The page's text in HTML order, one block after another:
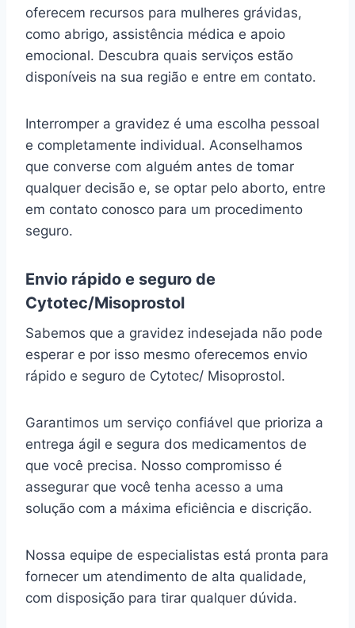
oferecem recursos para mulheres grávidas,
como abrigo, assistência médica e apoio
emocional. Descubra quais serviços estão
disponíveis na sua região e entre em contato.
Interromper a gravidez é uma escolha pessoal
e completamente individual. Aconselhamos
que converse com alguém antes de tomar
qualquer decisão e, se optar pelo aborto, entre
em contato conosco para um procedimento
seguro.
Envio rápido e seguro de
Cytotec/Misoprostol
Sabemos que a gravidez indesejada não pode
esperar e por isso mesmo oferecemos envio
rápido e seguro de Cytotec/ Misoprostol.
Garantimos um serviço confiável que prioriza a
entrega ágil e segura dos medicamentos de
que você precisa. Nosso compromisso é
assegurar que você tenha acesso a uma
solução com a máxima eficiência e discrição.
Nossa equipe de especialistas está pronta para
fornecer um atendimento de alta qualidade,
com disposição para tirar qualquer dúvida.